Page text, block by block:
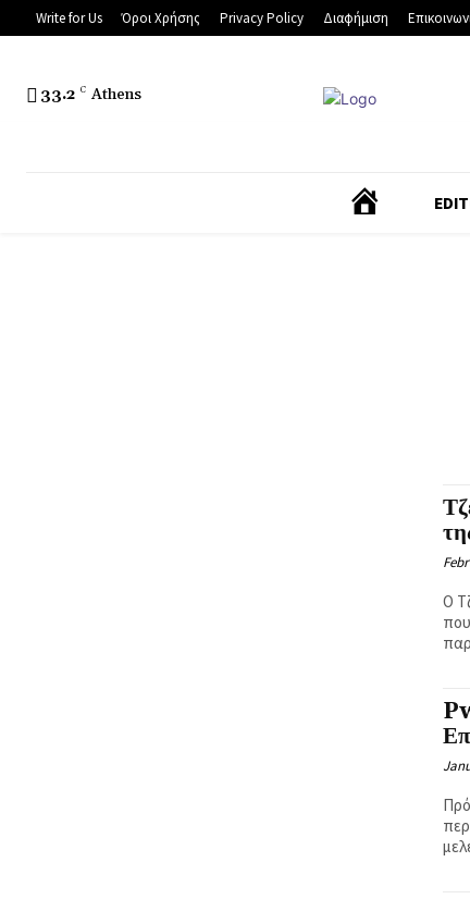
Write for Us Όροι Χρήσης Privacy Policy Διαφήμιση
33.2 C Athens
Ο